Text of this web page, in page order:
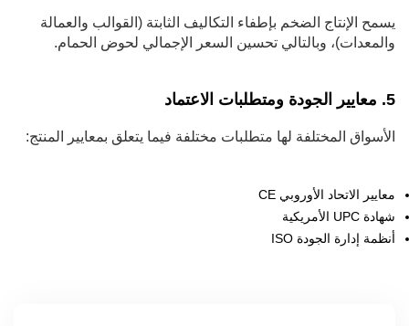
يسمح الإنتاج الضخم بإطفاء التكاليف الثابتة (القوالب والعمالة
والمعدات)، وبالتالي تحسين السعر الإجمالي لحوض الحمام.
5. معايير الجودة ومتطلبات الاعتماد
الأسواق المختلفة لها متطلبات مختلفة فيما يتعلق بمعايير المنتج:
معايير الاتحاد الأوروبي CE
شهادة UPC الأمريكية
أنظمة إدارة الجودة ISO